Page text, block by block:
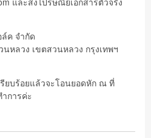
ค จำกัด
หลวง เขตสวนหลวง กรุงเทพฯ
ยบร้อยแล้วจะโอนยอดหัก ณ ที่
การค่ะ